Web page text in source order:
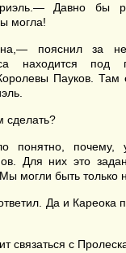
Давно бы
могла!
пояснил за
находится под
Пауков. Там
понятно, почему,
Для них это
могли быть только
Да и Кареока
связаться с